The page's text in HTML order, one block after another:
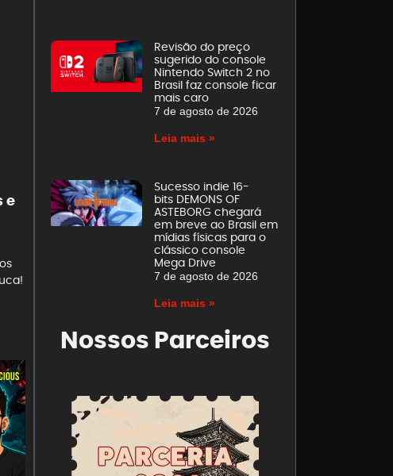
e
Revisão do preço
sugerido do console
Nintendo Switch 2 no
Brasil faz console ficar
mais caro
7 de agosto de 2026
Leia mais »
Sucesso indie 16-
bits DEMONS OF
ASTEBORG chegará
em breve ao Brasil em
mídias físicas para o
clássico console
Mega Drive
7 de agosto de 2026
Leia mais »
Nossos Parceiros